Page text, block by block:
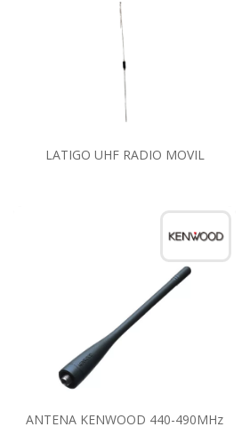
LATIGO UHF RADIO MOVIL
ANTENA KENWOOD 440-490MHz